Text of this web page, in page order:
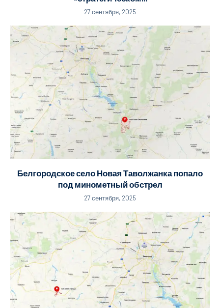
27 сентября, 2025
Белгородское село Новая Таволжанка попало
под минометный обстрел
27 сентября, 2025